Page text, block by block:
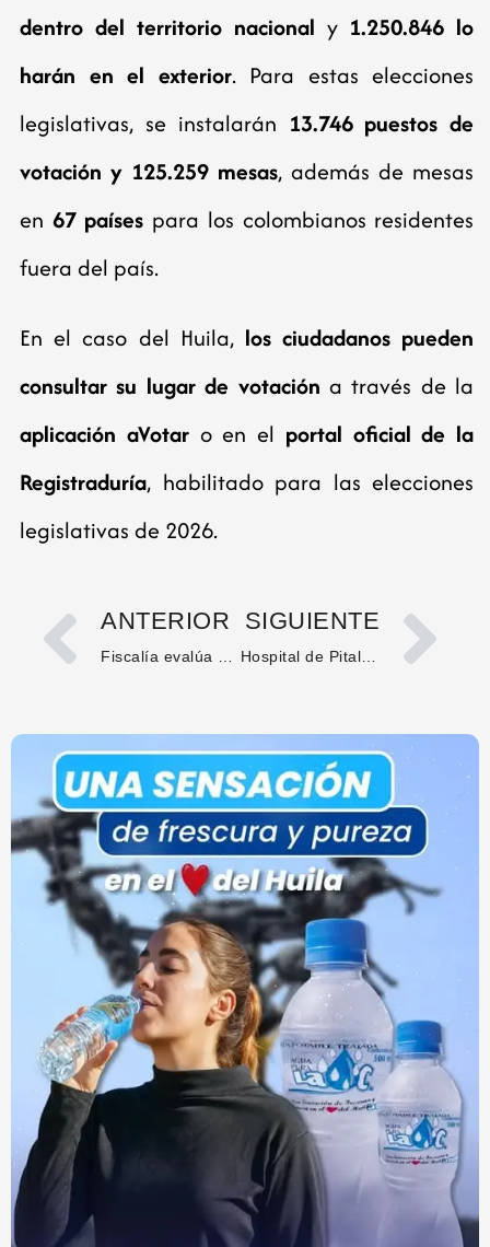
dentro del territorio nacional y 1.250.846 lo
harán en el exterior. Para estas elecciones
legislativas, se instalarán 13.746 puestos de
votación y 125.259 mesas, además de mesas
en 67 países para los colombianos residentes
fuera del país.
En el caso del Huila, los ciudadanos pueden
consultar su lugar de votación a través de la
aplicación aVotaro en el portal oficial de la
Registraduría, habilitado para las elecciones
legislativas de 2026.
ANTERIOR SIGUIENTE